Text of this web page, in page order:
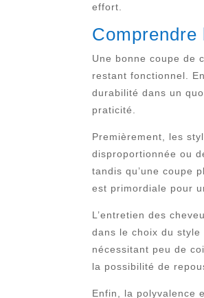
effort.
Comprendre
Une bonne coupe de
restant fonctionnel.
durabilité dans un
praticité.
Premièrement, les
disproportionnée ou
tandis qu’une coupe
est primordiale pour
L’entretien des
dans le choix du
nécessitant peu de
la possibilité de
Enfin, la polyvalence